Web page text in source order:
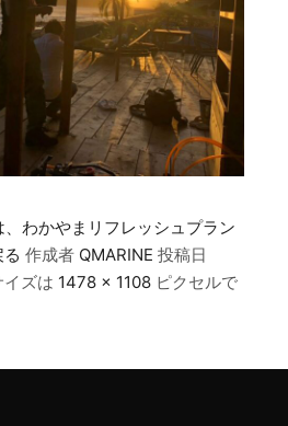
わかやまリフレッシュプラン
作成者 QMARINE 投稿日
イズは 1478 × 1108 ピクセルで